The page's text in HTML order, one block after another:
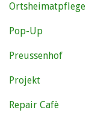
Ortsheimatpflege
Pop-Up
Preussenhof
Projekt
Repair Cafè